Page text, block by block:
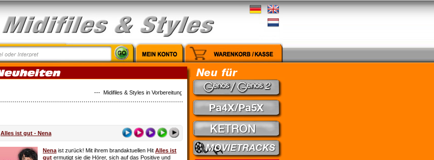
--- Midifiles & Styles in Vorbereitung: Country Medley - Theuns Jordaan & Juanita du Plessis // Kein Gefühl - Marius Müller-Westerhagen //
Alles ist gut - Nena
Nena ist zurück! Mit ihrem brandaktuellen Hit Alles ist
gut ermutigt sie die Hörer, sich auf das Positive und